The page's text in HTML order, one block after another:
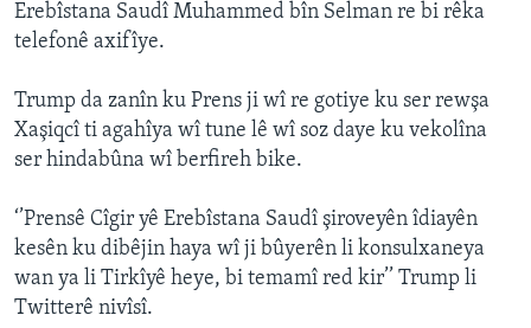
Zimanên Din
Erebîstana Saudî Muhammed bîn Selman re bi rêka
telefonê axifîye.
Trump da zanîn ku Prens ji wî re gotiye ku ser rewşa
Xaşiqcî ti agahîya wî tune lê wî soz daye ku vekolîna
ser hindabûna wî berfireh bike.
‘’Prensê Cîgir yê Erebîstana Saudî şiroveyên îdiayên
kesên ku dibêjin haya wî ji bûyerên li konsulxaneya
wan ya li Tirkîyê heye, bi temamî red kir’’ Trump li
Twitterê nivîsî.